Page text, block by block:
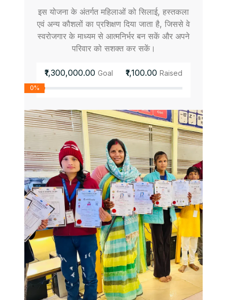
इस योजना के अंतर्गत महिलाओं को सिलाई, हस्तकला
एवं अन्य कौशलों का प्रशिक्षण दिया जाता है, जिससे वे
स्वरोजगार के माध्यम से आत्मनिर्भर बन सकें और अपने
परिवार को सशक्त कर सकें।
₹1,300,000.00 Goal ₹1,100.00 Raised
0%